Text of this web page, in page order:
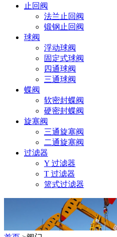
止回阀
法兰止回阀
锻钢止回阀
球阀
浮动球阀
固定式球阀
四通球阀
三通球阀
蝶阀
软密封蝶阀
硬密封蝶阀
旋塞阀
三通旋塞阀
二通旋塞阀
过滤器
Y 过滤器
T 过滤器
篮式过滤器